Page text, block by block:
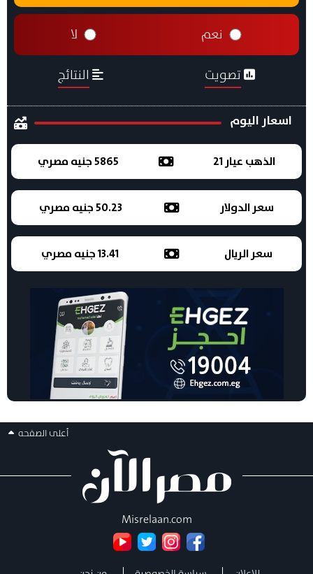
نعم لا
تصويت النتائج
اسعار اليوم
الذهب عيار 21 5865 جنيه مصري
سعر الدولار 50.23 جنيه مصري
سعر الريال 13.41 جنيه مصري
أعلى الصفحه
Misrelaan.com